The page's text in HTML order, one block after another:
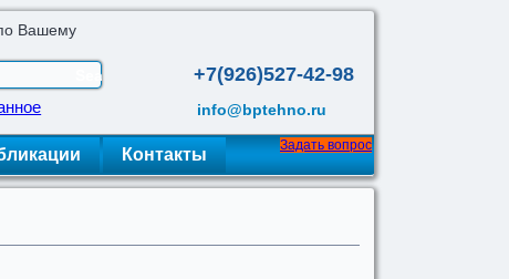
+7(926)527-42-98
info@bptehno.ru
Вашему
Контакты Задать вопрос